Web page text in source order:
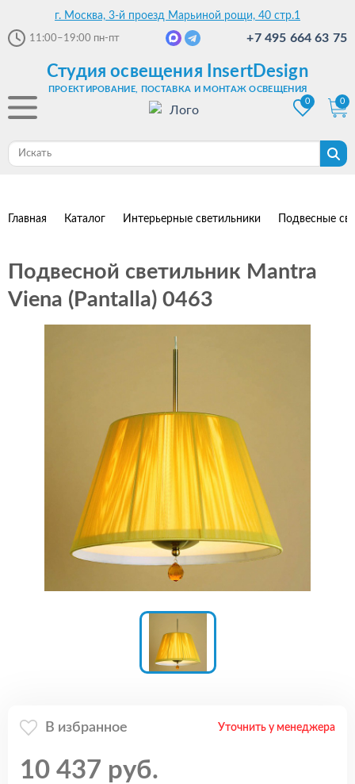
г. Москва, 3-й проезд Марьиной рощи, 40 стр.1
11:00–19:00 пн-пт +7 495 664 63 75
Студия освещения InsertDesign
ПРОЕКТИРОВАНИЕ, ПОСТАВКА И МОНТАЖ ОСВЕЩЕНИЯ
0
0
Главная Каталог Интерьерные светильники Подвесные
Подвесной светильник Mantra
Viena (Pantalla) 0463
В избранное Уточнить у менеджера
10 437 руб.